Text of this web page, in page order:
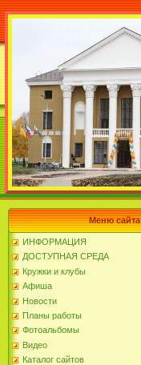
Меню сайта
ИНФОРМАЦИЯ
ДОСТУПНАЯ СРЕДА
Кружки и клубы
Афиша
Новости
Планы работы
Фотоальбомы
Видео
Каталог сайтов